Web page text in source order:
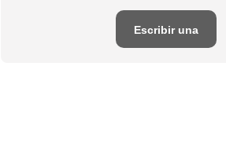
Escribir una